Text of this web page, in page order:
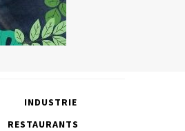
INDUSTRIE
RESTAURANTS